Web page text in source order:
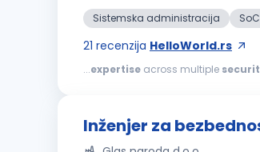
Sistemska administracija SoC
21 recenzija HelloWorld.rs
...expertise across multiple
Inženjer za